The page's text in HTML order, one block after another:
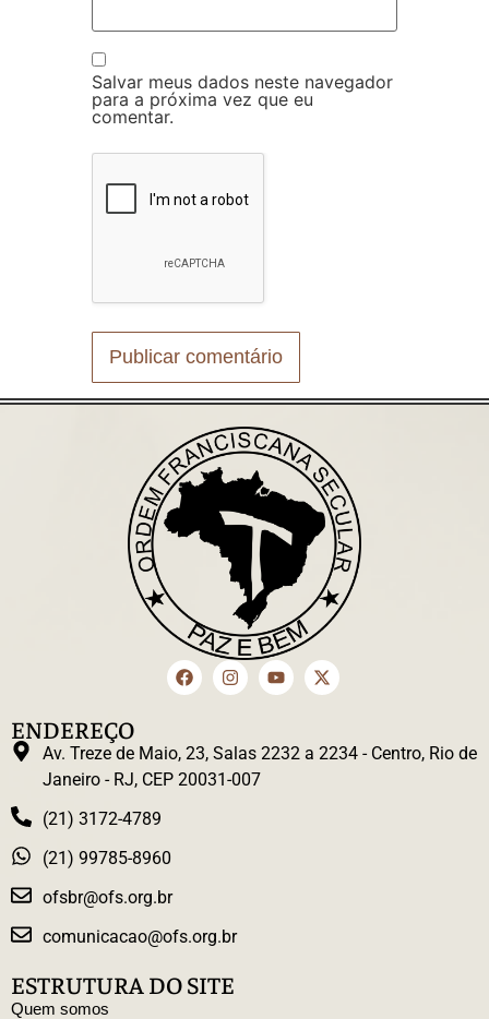
Salvar meus dados neste navegador
para a próxima vez que eu
comentar.
ENDEREÇO
Av. Treze de Maio, 23, Salas 2232 a 2234 - Centro, Rio de
Janeiro - RJ, CEP 20031-007
(21) 3172-4789
(21) 99785-8960
ofsbr@ofs.org.br
comunicacao@ofs.org.br
ESTRUTURA DO SITE
Quem somos